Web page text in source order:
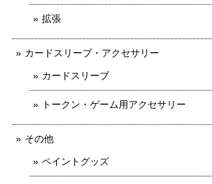
拡張
カードスリーブ・アクセサリー
カードスリーブ
トークン・ゲーム用アクセサリー
その他
ペイントグッズ